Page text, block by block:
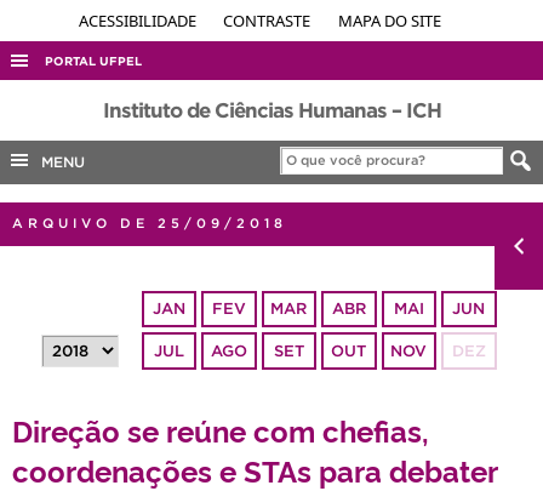
ACESSIBILIDADE CONTRASTE MAPA DO SITE
PORTAL UFPEL
ACESSO À INFORMAÇÃO
AUDITORIA
COBALTO
CONCURSOS
OUVIDORIA
TELEFONES
Instituto de Ciências Humanas – ICH
MENU
ARQUIVO DE 25/09/2018
JAN FEV MAR ABR MAI JUN
JUL AGO SET OUT NOV DEZ
Direção se reúne com chefias,
coordenações e STAs para debater